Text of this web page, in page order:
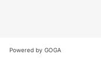
Powered by GOGA